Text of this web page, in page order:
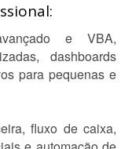
e VBA,
dashboards
para pequenas e
fluxo de caixa,